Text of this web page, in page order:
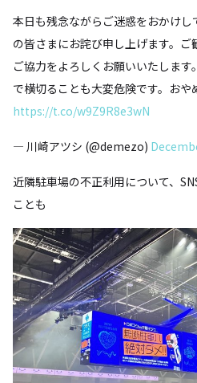
本日も残念ながらご迷惑をおかけ
の皆さまにお詫び申し上げます。
ご協力をよろしくお願いいたしま
で横切ることも大変危険です。おや
https://t.co/w9Z9R8e3wN
— 川崎アツシ (@demezo)
近隣駐車場の不正利用について、
ことも